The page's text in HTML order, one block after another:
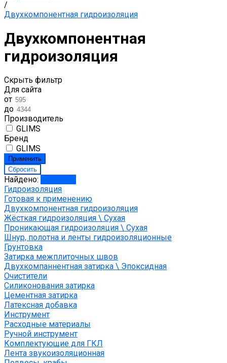
/
Двухкомпонентная гидроизоляция
Двухкомпонентная
гидроизоляция
Скрыть фильтр
Для сайта
от
до
Производитель
GLIMS
Бренд
GLIMS
Найдено:
Гидроизоляция
Готовая к применению
Двухкомпонентная гидроизоляция
Жёсткая гидроизоляция \ Сухая
Проникающая гидроизоляция \ Сухая
Шнур, полотна и ленты гидроизоляционные
Грунтовка
Затирка межплиточных швов
Двухкомпаннентная затирка \ Эпоксидная
Очистители
Силиконования затирка
Цементная затирка
Латексная добавка
Инструмент
Расходные материалы
Ручной инструмент
Комплектующие для ГКЛ
Лента звукоизоляционная